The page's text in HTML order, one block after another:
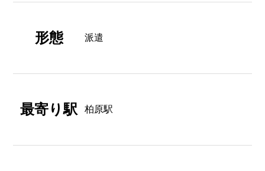
形態 派遣
最寄り駅 柏原駅